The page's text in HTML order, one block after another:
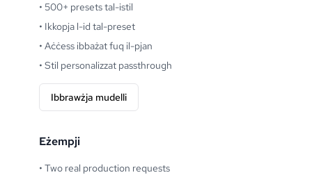
• 500+ presets tal-istil
• Ikkopja l-id tal-preset
• Aċċess ibbażat fuq il-pjan
• Stil personalizzat passthrough
Ibbrawżja mudelli
Eżempji
• Two real production requests